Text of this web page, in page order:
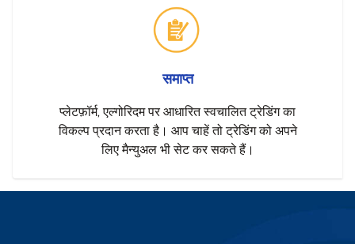
समाप्त
प्लेटफ़ॉर्म, एल्गोरिदम पर आधारित स्वचालित ट्रेडिंग का
विकल्प प्रदान करता है। आप चाहें तो ट्रेडिंग को अपने
लिए मैन्युअल भी सेट कर सकते हैं।